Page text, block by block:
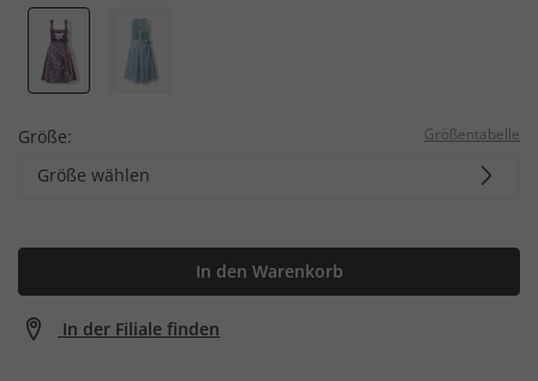
Größe: Größentabelle
Größe wählen
In den Warenkorb
In der Filiale finden